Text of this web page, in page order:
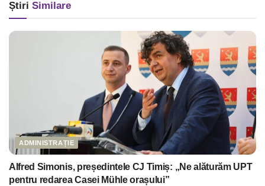
Știri Similare
ADMINISTRAȚIE
Alfred Simonis, președintele CJ Timiș: „Ne alăturăm UPT
pentru redarea Casei Mühle orașului”